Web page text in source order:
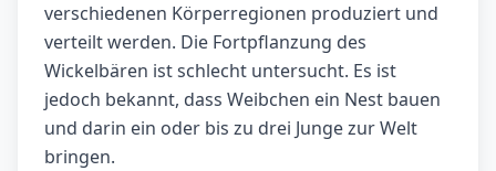
verschiedenen Körperregionen produziert und
verteilt werden. Die Fortpflanzung des
Wickelbären ist schlecht untersucht. Es ist
jedoch bekannt, dass Weibchen ein Nest bauen
und darin ein oder bis zu drei Junge zur Welt
bringen.